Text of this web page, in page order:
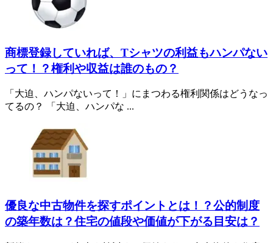
商標登録していれば、Tシャツの利益もハンパない
って！？権利や収益は誰のもの？
「大迫、ハンパないって！」にまつわる権利関係はどうなっ
てるの？ 「大迫、ハンパな ...
優良な中古物件を探すポイントとは！？公的制度
の築年数は？住宅の値段や価値が下がる目安は？